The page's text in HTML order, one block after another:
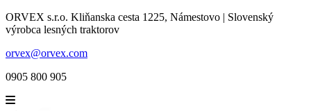
ORVEX s.r.o. Kliňanska cesta 1225, Námestovo | Slovenský
výrobca lesných traktorov
orvex@orvex.com
0905 800 905